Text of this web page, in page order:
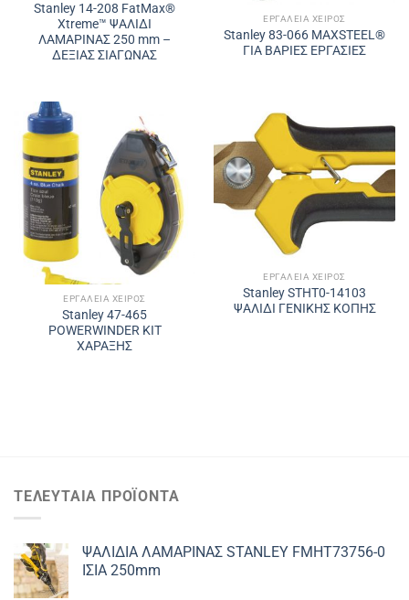
Stanley 14-208 FatMax®
Xtreme™ ΨΑΛΙΔΙ
ΛΑΜΑΡΙΝΑΣ 250 mm –
ΔΕΞΙΑΣ ΣΙΑΓΩΝΑΣ
ΕΡΓΑΛΕΊΑ ΧΕΙΡΌΣ
Stanley 83-066 MAXSTEEL®
ΓΙΑ ΒΑΡΙΕΣ ΕΡΓΑΣΙΕΣ
ΕΡΓΑΛΕΊΑ ΧΕΙΡΌΣ
Stanley 47-465
POWERWINDER ΚΙΤ
ΧΑΡΑΞΗΣ
ΕΡΓΑΛΕΊΑ ΧΕΙΡΌΣ
Stanley STHT0-14103
ΨΑΛΙΔΙ ΓΕΝΙΚΗΣ ΚΟΠΗΣ
ΤΕΛΕΥΤΑΊΑ ΠΡΟΪΌΝΤΑ
ΨΑΛΙΔΙΑ ΛΑΜΑΡΙΝΑΣ STANLEY FMHT73756-0
ΙΣΙΑ 250mm